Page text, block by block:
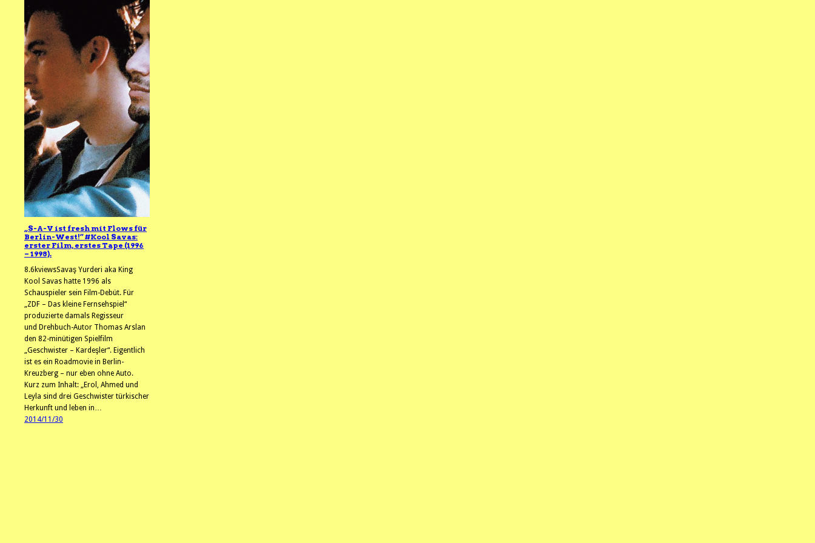
„S-A-V ist fresh mit Flows für
Berlin-West!“ #Kool Savas:
erster Film, erstes Tape (1996
– 1998).
8.6kviewsSavaş Yurderi aka King
Kool Savas hatte 1996 als
Schauspieler sein Film-Debüt. Für
„ZDF – Das kleine Fernsehspiel“
produzierte damals Regisseur
und Drehbuch-Autor Thomas Arslan
den 82-minütigen Spielfilm
„Geschwister – Kardeşler“. Eigentlich
ist es ein Roadmovie in Berlin-
Kreuzberg – nur eben ohne Auto.
Kurz zum Inhalt: „Erol, Ahmed und
Leyla sind drei Geschwister türkischer
Herkunft und leben in…
2014/11/30